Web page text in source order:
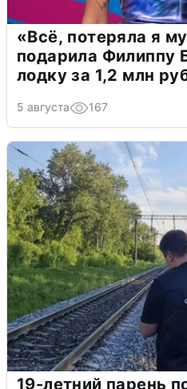
«Всё, потеряла я
подарила Филиппу
лодку за 1,2 млн
5 августа 167
19-летний парень